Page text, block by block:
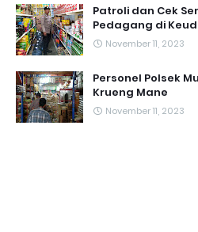
Patroli dan Cek
Pedagang di
November 11, 2023
Personel Polsek
Krueng Mane
November 11, 2023